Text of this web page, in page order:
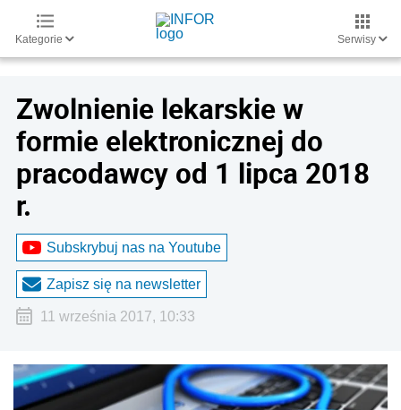
Kategorie Serwisy
Zwolnienie lekarskie w
formie elektronicznej do
pracodawcy od 1 lipca 2018
r.
Subskrybuj nas na Youtube
Zapisz się na newsletter
11 września 2017, 10:33